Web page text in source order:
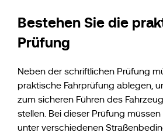
Bestehen Sie die
Prüfung
Neben der schriftlichen Prüfung
praktische Fahrprüfung ablegen,
zum sicheren Führen des
stellen. Bei dieser Prüfung
unter verschiedenen